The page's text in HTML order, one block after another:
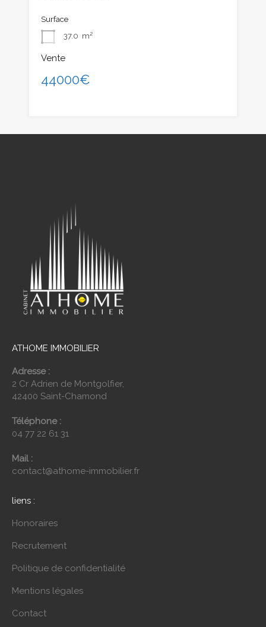
Surface
37.0 m²
Vente
44000€
ATHOME IMMOBILIER
Adresse :
2 Cr Adrien de Montgolfier,
42400 Saint-Chamond
Téléphone :
04 77 22 61 31
Mail :
contact@athome-immobilier.fr
liens :
Honoraires
Recrutement
Politique de confidentialité
Mentions légales
Contact